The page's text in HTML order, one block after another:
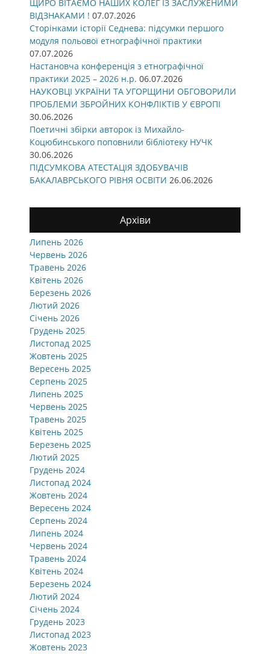
ЩИРО ВІТАЄМО НАШИХ КОЛЕГ ІЗ ЗАСЛУЖЕНИМИ
ВІДЗНАКАМИ ! 07.07.2026
Сторінками історії Седнева: підсумки першого
модуля польової етнографічної практики
07.07.2026
Настановча конференція з етнографічної
практики 2025 – 2026 н.р. 06.07.2026
НАУКОВЦІ УКРАЇНИ ТА УГОРЩИНИ ОБГОВОРИЛИ
ПРОБЛЕМИ ЗБРОЙНИХ КОНФЛІКТІВ У ЄВРОПІ
30.06.2026
Поетичні збірки авторок із Михайло-
Коцюбинського поповнили бібліотеку НУЧК
30.06.2026
ПІДСУМКОВА АТЕСТАЦІЯ ЗДОБУВАЧІВ
БАКАЛАВРСЬКОГО РІВНЯ ОСВІТИ 26.06.2026
Архіви
Липень 2026
Червень 2026
Травень 2026
Квітень 2026
Березень 2026
Лютий 2026
Січень 2026
Грудень 2025
Листопад 2025
Жовтень 2025
Вересень 2025
Серпень 2025
Липень 2025
Червень 2025
Травень 2025
Квітень 2025
Березень 2025
Лютий 2025
Грудень 2024
Листопад 2024
Жовтень 2024
Вересень 2024
Серпень 2024
Липень 2024
Червень 2024
Травень 2024
Квітень 2024
Березень 2024
Лютий 2024
Січень 2024
Грудень 2023
Листопад 2023
Жовтень 2023